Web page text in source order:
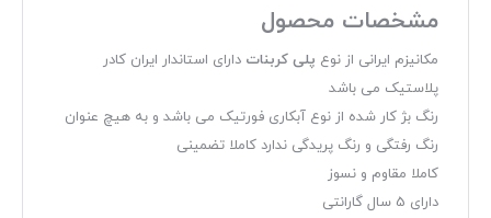
مشخصات محصول
مکانیزم ایرانی از نوع پلی کربنات دارای استاندار ایران کادر
پلاستیک می باشد
رنگ بژ کار شده از نوع آبکاری فورتیک می باشد و به هیچ عنوان
رنگ رفتگی و رنگ پریدگی ندارد کاملا تضمینی
کاملا مقاوم و نسوز
دارای 5 سال گارانتی